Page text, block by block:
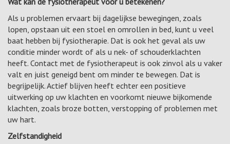
Als u problemen ervaart bij dagelijkse bewegingen, zoals
lopen, opstaan uit een stoel en omrollen in bed, kunt u veel
baat hebben bij fysiotherapie. Dat is ook het geval als uw
conditie minder wordt of als u nek- of schouderklachten
heeft. Contact met de fysiotherapeut is ook zinvol als u vaker
valt en juist geneigd bent om minder te bewegen. Dat is
begrijpelijk. Actief blijven heeft echter een positieve
uitwerking op uw klachten en voorkomt nieuwe bijkomende
klachten, zoals broze botten, verstopping of problemen met
uw hart.
Zelfstandigheid